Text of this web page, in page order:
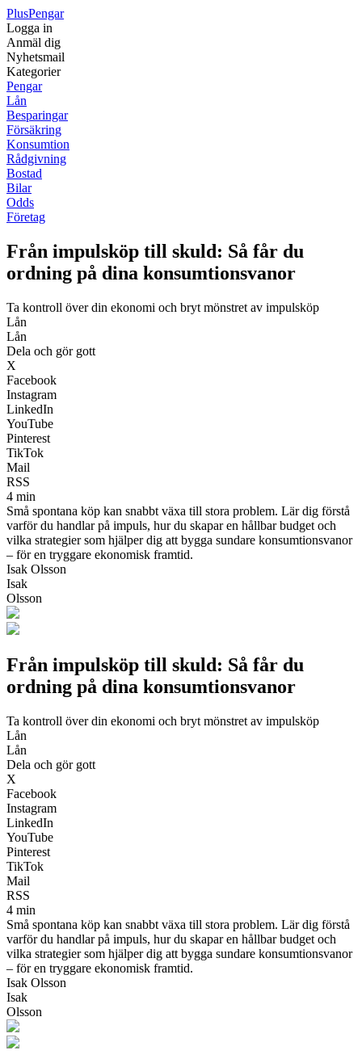
PlusPengar
Logga in
Anmäl dig
Nyhetsmail
Kategorier
Pengar
Lån
Besparingar
Försäkring
Konsumtion
Rådgivning
Bostad
Bilar
Odds
Företag
Från impulsköp till skuld: Så får du
ordning på dina konsumtionsvanor
Ta kontroll över din ekonomi och bryt mönstret av impulsköp
Lån
Lån
Dela och gör gott
X
Facebook
Instagram
LinkedIn
YouTube
Pinterest
TikTok
Mail
RSS
4 min
Små spontana köp kan snabbt växa till stora problem. Lär dig förstå
varför du handlar på impuls, hur du skapar en hållbar budget och
vilka strategier som hjälper dig att bygga sundare konsumtionsvanor
– för en tryggare ekonomisk framtid.
Isak Olsson
Isak
Olsson
Från impulsköp till skuld: Så får du
ordning på dina konsumtionsvanor
Ta kontroll över din ekonomi och bryt mönstret av impulsköp
Lån
Lån
Dela och gör gott
X
Facebook
Instagram
LinkedIn
YouTube
Pinterest
TikTok
Mail
RSS
4 min
Små spontana köp kan snabbt växa till stora problem. Lär dig förstå
varför du handlar på impuls, hur du skapar en hållbar budget och
vilka strategier som hjälper dig att bygga sundare konsumtionsvanor
– för en tryggare ekonomisk framtid.
Isak Olsson
Isak
Olsson